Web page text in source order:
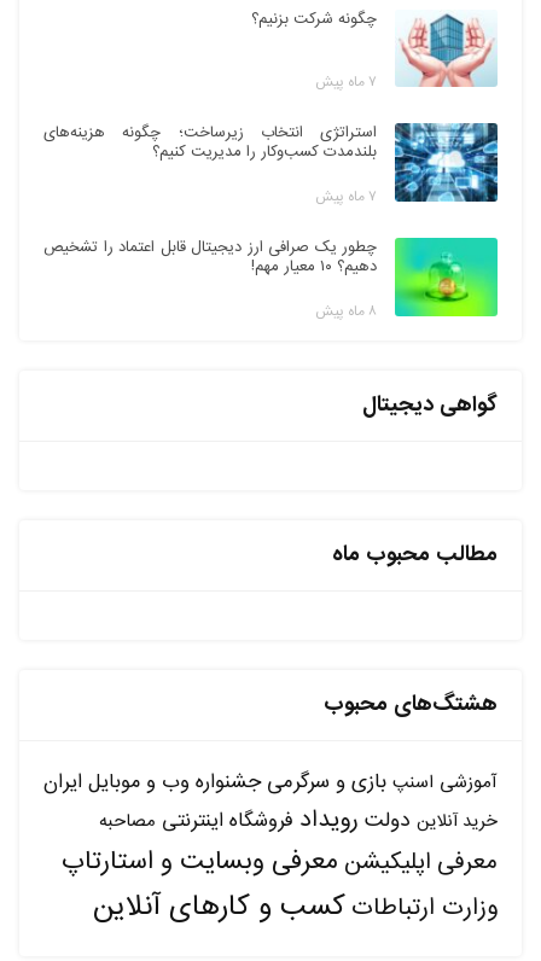
چگونه شرکت بزنیم؟
۷ ماه پیش
استراتژی انتخاب زیرساخت؛ چگونه هزینه‌های
بلندمدت کسب‌وکار را مدیریت کنیم؟
۷ ماه پیش
چطور یک صرافی ارز دیجیتال قابل اعتماد را تشخیص
دهیم؟ ۱۰ معیار مهم!
۸ ماه پیش
گواهی دیجیتال
مطالب محبوب ماه
هشتگ‌های محبوب
آموزشی اسنپ بازی و سرگرمی جشنواره وب و موبایل ایران
خرید آنلاین دولت رویداد فروشگاه اینترنتی مصاحبه
معرفی اپلیکیشن معرفی وبسایت و استارتاپ
وزارت ارتباطاتکسب و کارهای آنلاین